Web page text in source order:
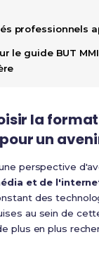
professionnels
le guide BUT
la
un
perspective
et de
des
au sein de
plus en plus